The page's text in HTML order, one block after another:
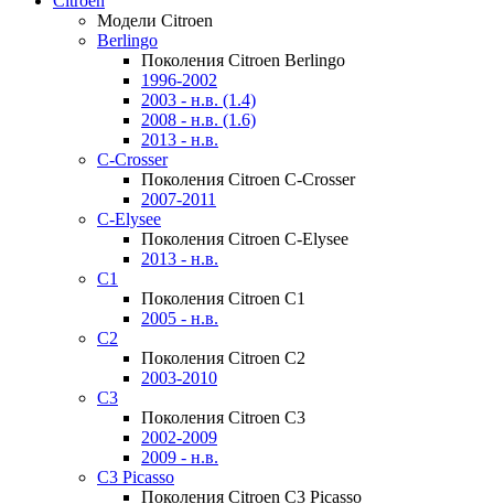
Модели Citroen
Berlingo
Поколения Citroen Berlingo
1996-2002
2003 - н.в. (1.4)
2008 - н.в. (1.6)
2013 - н.в.
C-Crosser
Поколения Citroen C-Crosser
2007-2011
C-Elysee
Поколения Citroen C-Elysee
2013 - н.в.
C1
Поколения Citroen C1
2005 - н.в.
C2
Поколения Citroen C2
2003-2010
C3
Поколения Citroen C3
2002-2009
2009 - н.в.
C3 Picasso
Поколения Citroen C3 Picasso